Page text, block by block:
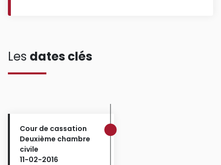
Les dates clés
Cour de cassation
Deuxième chambre
civile
11-02-2016